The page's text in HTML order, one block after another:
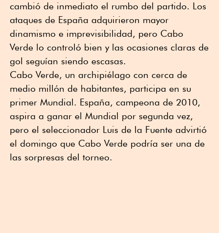
cambió de inmediato el rumbo del partido. Los
ataques de España adquirieron mayor
dinamismo e imprevisibilidad, pero Cabo
Verde lo controló bien y las ocasiones claras de
gol seguían siendo escasas.
Cabo Verde, un archipiélago con cerca de
medio millón de habitantes, participa en su
primer Mundial. España, campeona de 2010,
aspira a ganar el Mundial por segunda vez,
pero el seleccionador Luis de la Fuente advirtió
el domingo que Cabo Verde podría ser una de
las sorpresas del torneo.